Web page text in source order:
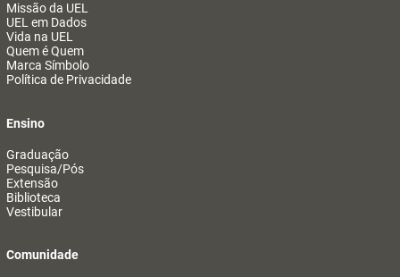
Missão da UEL
UEL em Dados
Vida na UEL
Quem é Quem
Marca Símbolo
Política de Privacidade
Ensino
Graduação
Pesquisa/Pós
Extensão
Biblioteca
Vestibular
Comunidade